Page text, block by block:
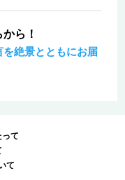
ら！
を絶景とともにお届
て
て